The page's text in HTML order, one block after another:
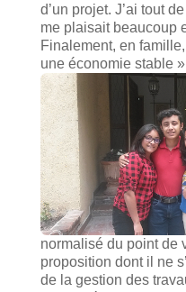
d’un projet. J’ai tout
me plaisait beaucoup
Finalement, en
une économie stable
normalisé du point de
proposition dont il ne
de la gestion des